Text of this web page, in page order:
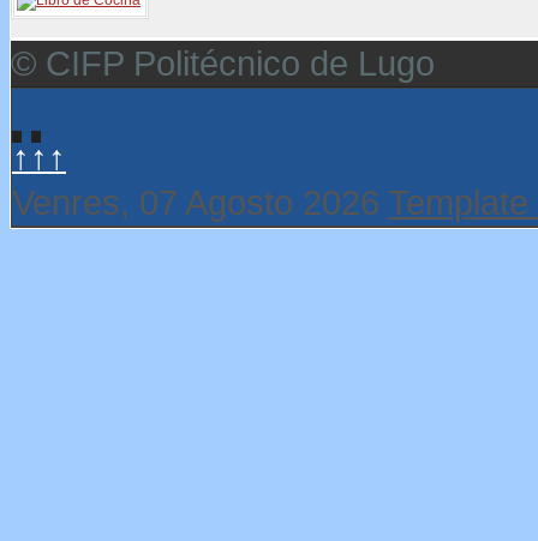
© CIFP Politécnico de Lugo
↑↑↑
Venres, 07 Agosto 2026